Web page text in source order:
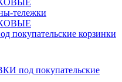
тележки
корзинки
под покупательские